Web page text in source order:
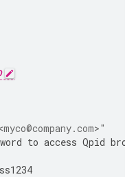
to access Qpid